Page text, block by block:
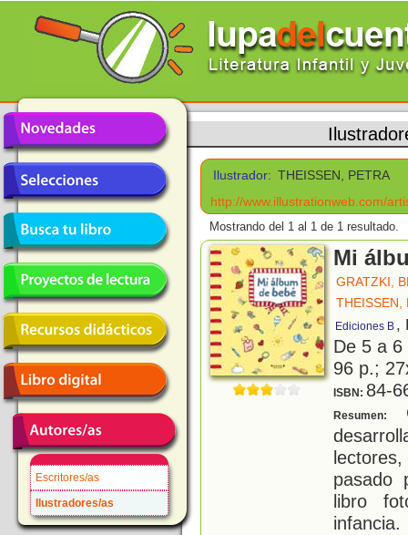
Escritores/as
Ilustradores/as
Ilustrador: THEISSEN, PETRA
http://www.illustrationweb.com/
Mostrando del 1 al 1 de 1 resultado.
Mi
GRATZKI,
THEISSEN,
Ediciones B ,
De 5 a
96 p.;
ISBN: 84-
Resumen:
pasado
libro
infancia.